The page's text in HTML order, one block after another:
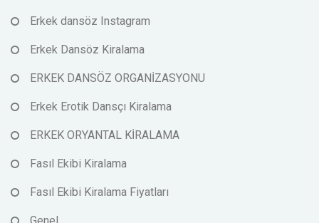
Erkek dansöz Instagram
Erkek Dansöz Kiralama
ERKEK DANSÖZ ORGANİZASYONU
Erkek Erotik Dansçı Kiralama
ERKEK ORYANTAL KİRALAMA
Fasıl Ekibi Kiralama
Fasıl Ekibi Kiralama Fiyatları
Genel